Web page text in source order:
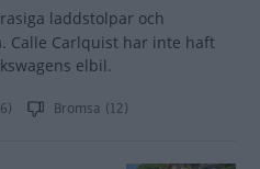
laddstolpar och
Calle Carlquist har inte haft
elbil.
Bromsa (12)